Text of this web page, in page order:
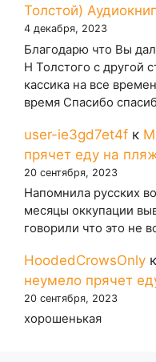
Толстой)
4 декабря, 2023
Благодарю что Вы
Н Толстого с другой
кассика на все
время Спасибо
user-ie3gd7et4f к
прячет еду на
20 сентября, 2023
Напомнила русских
месяцы оккупации
говорили что это не
HoodedCrowsOnly к
неумело прячет
20 сентября, 2023
хорошенькая